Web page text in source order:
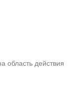
область действия